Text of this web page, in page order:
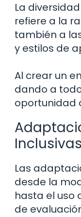
La
refiere a la
también a
y estilos de
Al crear un
dando a
oportunidad
Inclusivas
Las
desde la
hasta el uso
de